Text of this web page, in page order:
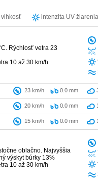
vlhkosť intenzita UV žiarenia
Rýchlosť vetra 23
10 až 30 km/h
23 km/h 0.0 mm
20 km/h 0.0 mm
15 km/h 0.0 mm
oblačno. Najvyššia
výskyt búrky 13%
10 až 30 km/h